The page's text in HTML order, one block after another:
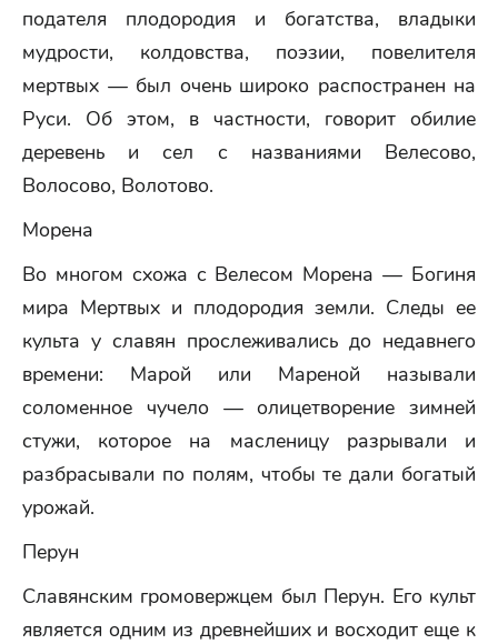
подателя плодородия и богатства, владыки
мудрости, колдовства, поэзии, повелителя
мертвых — был очень широко распостранен на
Руси. Об этом, в частности, говорит обилие
деревень и сел с названиями Велесово,
Волосово, Волотово.
Морена
Во многом схожа с Велесом Морена — Богиня
мира Мертвых и плодородия земли. Следы ее
культа у славян прослеживались до недавнего
времени: Марой или Мареной называли
соломенное чучело — олицетворение зимней
стужи, которое на масленицу разрывали и
разбрасывали по полям, чтобы те дали богатый
урожай.
Перун
Славянским громовержцем был Перун. Его культ
является одним из древнейших и восходит еще к